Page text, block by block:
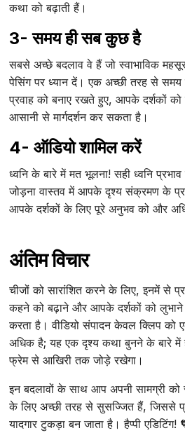
कथा को बढ़ाती हैं।
3- समय ही सब कुछ है
सबसे अच्छे बदलाव वे हैं जो स्वाभाविक
पेसिंग पर ध्यान दें। एक अच्छी तरह से
प्रवाह को बनाए रखते हुए, आपके दर्शकों
आसानी से मार्गदर्शन कर सकता है।
4- ऑडियो शामिल करें
ध्वनि के बारे में मत भूलना! सही ध्वनि
जोड़ना वास्तव में आपके दृश्य संक्रमण के
आपके दर्शकों के लिए पूरे अनुभव को और
अंतिम विचार
चीजों को सारांशित करने के लिए, इनमें से
कहने को बढ़ाने और आपके दर्शकों को लुभाने
करता है। वीडियो संपादन केवल क्लिप
अधिक है; यह एक दृश्य कथा बुनने के बारे में
फ्रेम से आखिरी तक जोड़े रखेगा।
इन बदलावों के साथ आप अपनी सामग्री
के लिए अच्छी तरह से सुसज्जित हैं, जिससे
यादगार टुकड़ा बन जाता है। हैप्पी एडिटिंग!